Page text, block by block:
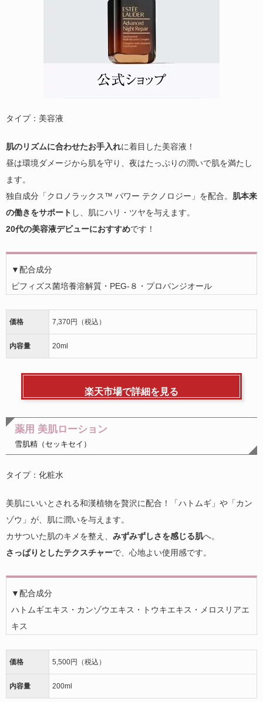
タイプ：美容液
肌のリズムに合わせたお手入れに着目した美容液！
昼は環境ダメージから肌を守り、夜はたっぷりの潤いで肌を満たし
ます。
独自成分「クロノラックス™ パワー テクノロジー」を配合。 肌本来
の働きをサポート し、肌にハリ・ツヤを与えます。
20代の美容液デビューにおすすめです！
▼配合成分
ビフィズス菌培養溶解質・PEG-８・プロパンジオール
価格 7,370円（税込）
内容量 20ml
楽天市場で詳細を見る
薬用 美肌ローション
雪肌精（セッキセイ）
タイプ：化粧水
美肌にいいとされる和漢植物を贅沢に配合！「ハトムギ」や「カン
ゾウ」が、肌に潤いを与えます。
カサついた肌のキメを整え、 みずみずしさを感じる肌へ。
さっぱりとしたテクスチャーで、心地よい使用感です。
▼配合成分
ハトムギエキス・カンゾウエキス・トウキエキス・メロスリアエ
キス
価格 5,500円（税込）
内容量 200ml